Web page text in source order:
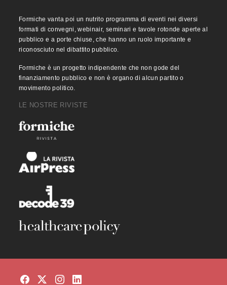
Formiche vanta poi un nutrito programma di eventi nei diversi
formati di convegni, webinair, seminari e tavole rotonde aperte al
pubblico e a porte chiuse, che hanno un ruolo importante e
riconosciuto nel dibattito pubblico.
Formiche è un progetto indipendente che non gode del
finanziamento pubblico e non è organo di alcun partito o
movimento politico.
LE NOSTRE RIVISTE